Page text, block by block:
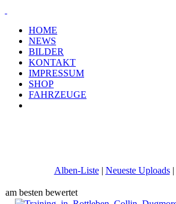
HOME
NEWS
BILDER
KONTAKT
IMPRESSUM
SHOP
FAHRZEUGE
Alben-Liste| Neueste Uploads|
am besten bewertet